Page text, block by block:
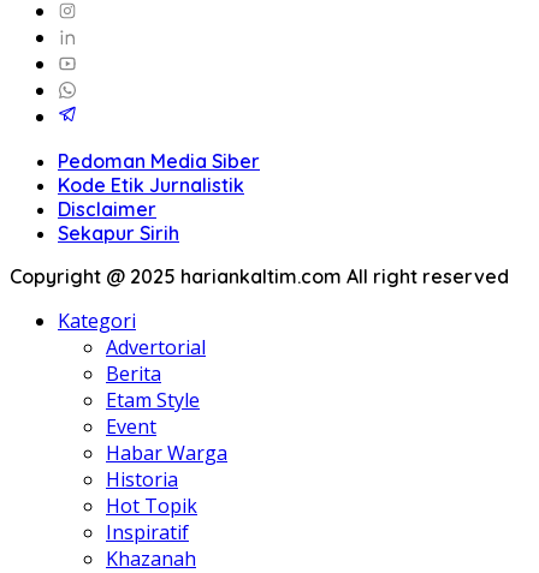
Pedoman Media Siber
Kode Etik Jurnalistik
Disclaimer
Sekapur Sirih
Copyright @ 2025 hariankaltim.com All right reserved
Kategori
Advertorial
Berita
Etam Style
Event
Habar Warga
Historia
Hot Topik
Inspiratif
Khazanah